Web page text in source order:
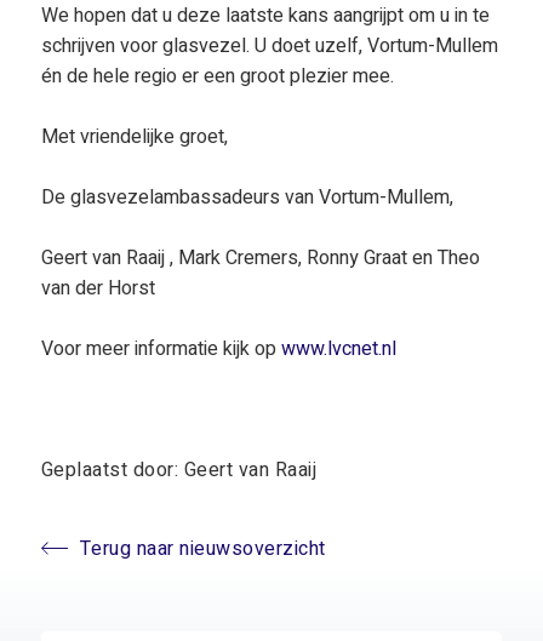
We hopen dat u deze laatste kans aangrijpt om u in te
schrijven voor glasvezel. U doet uzelf, Vortum-Mullem
én de hele regio er een groot plezier mee.
Met vriendelijke groet,
De glasvezelambassadeurs van Vortum-Mullem,
Geert van Raaij , Mark Cremers, Ronny Graat en Theo
van der Horst
Voor meer informatie kijk opwww.lvcnet.nl
Geplaatst door: Geert van Raaij
Terug naar nieuwsoverzicht